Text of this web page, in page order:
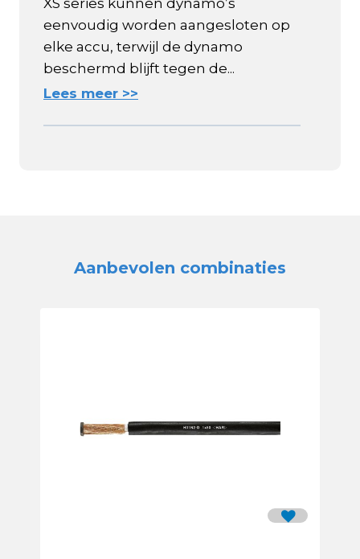
XS series kunnen dynamo’s
eenvoudig worden aangesloten op
elke accu, terwijl de dynamo
beschermd blijft tegen de...
Lees meer >>
Aanbevolen combinaties